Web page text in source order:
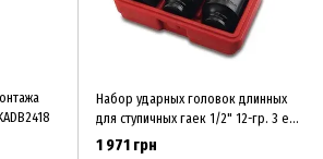
Набор ударных головок длинных
для ступичных гаек 1/2" 12-гр. 3 ед.
(30,32,36мм) Toptul GDAI0303
1 971 грн